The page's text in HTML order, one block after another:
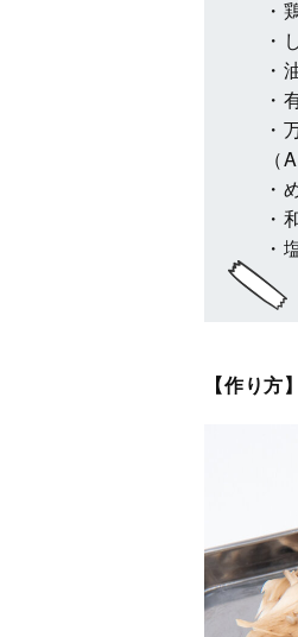
・
・
・
・
・
（
・
・
・
【作り方】